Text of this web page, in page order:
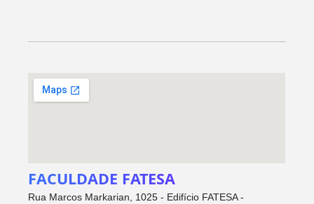
FACULDADE FATESA
Rua Marcos Markarian, 1025 - Edifício FATESA -